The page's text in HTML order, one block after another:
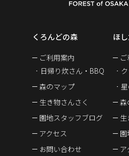
くろんどの森
ご利用案内
日帰り炊さん・BBQ
森のマップ
生き物さんさく
園地スタッフブログ
アクセス
お問い合わせ
ほ
森
生
ア